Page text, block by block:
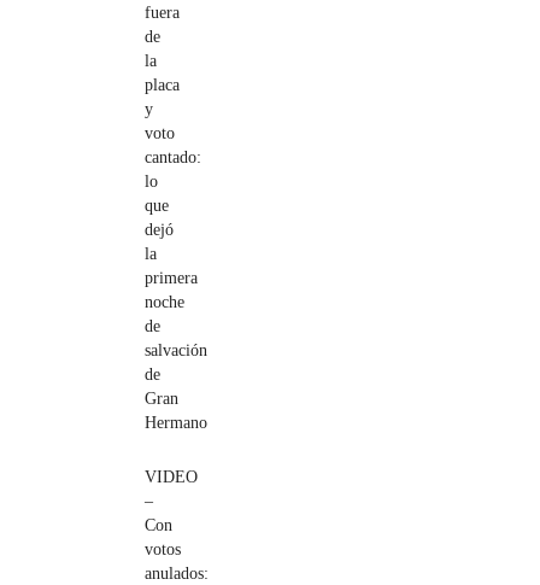
fuera
de
la
placa
y
voto
cantado:
lo
que
dejó
la
primera
noche
de
salvación
de
Gran
Hermano
VIDEO
–
Con
votos
anulados: